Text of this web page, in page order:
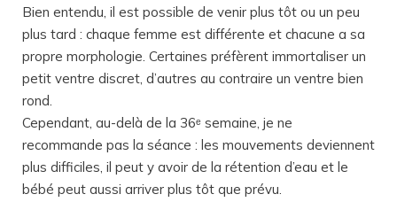
Bien entendu, il est possible de venir plus tôt ou un peu
plus tard : chaque femme est différente et chacune a sa
propre morphologie. Certaines préfèrent immortaliser un
petit ventre discret, d’autres au contraire un ventre bien
rond.
Cependant, au-delà de la 36ᵉ semaine, je ne
recommande pas la séance : les mouvements deviennent
plus difficiles, il peut y avoir de la rétention d’eau et le
bébé peut aussi arriver plus tôt que prévu.